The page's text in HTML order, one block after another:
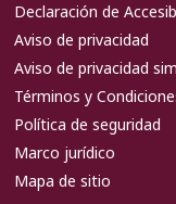
Declaración de
Aviso de privacidad
Aviso de privacidad
Términos y
Política de seguridad
Marco jurídico
Mapa de sitio